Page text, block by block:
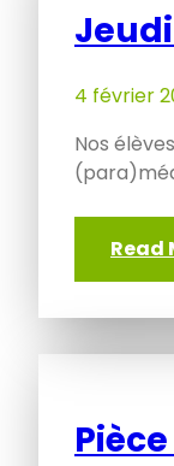
4 février
Nos
Read